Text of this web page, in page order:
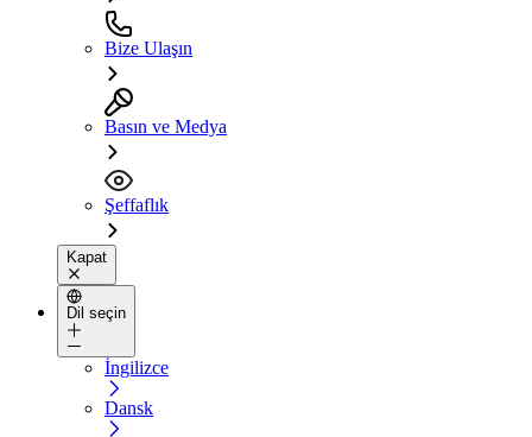
Bize Ulaşın
Basın ve Medya
Şeffaflık
Kapat
Dil seçin
İngilizce
Dansk